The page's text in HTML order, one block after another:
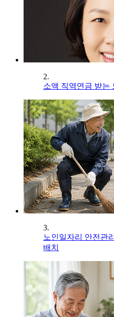
2.
소액 직역연금 받는
3.
노인일자리 안전관
배치